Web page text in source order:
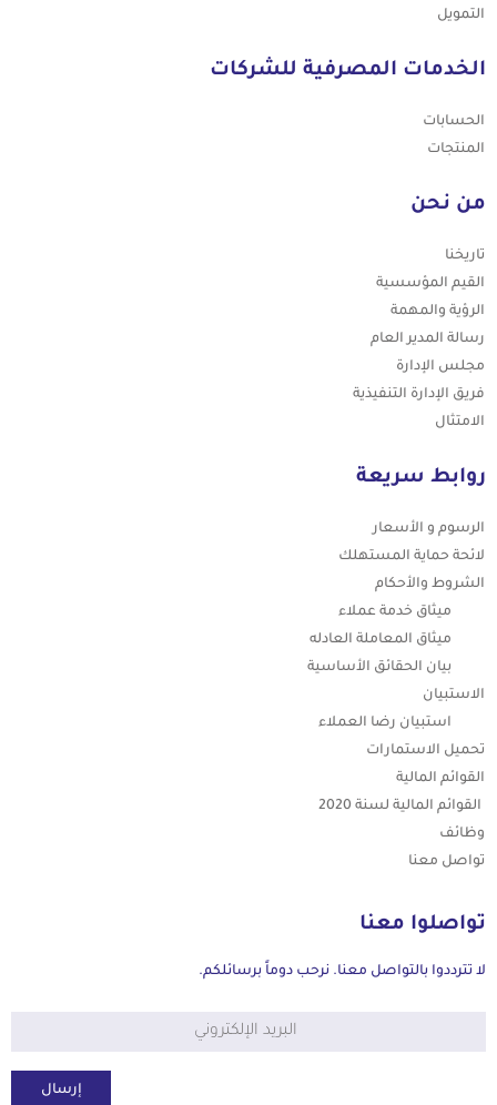
التمويل
الخدمات المصرفية للشركات
الحسابات
المنتجات
من نحن
تاريخنا
القيم المؤسسية
الرؤية والمهمة
رسالة المدير العام
مجلس الإدارة
فريق الإدارة التنفيذية
الامتثال
روابط سريعة
الرسوم و الأسعار
لائحة حماية المستهلك
الشروط والأحكام
ميثاق خدمة عملاء
ميثاق المعاملة العادله
بيان الحقائق الأساسية
الاستبيان
استبيان رضا العملاء
تحميل الاستمارات
القوائم المالية
القوائم المالية لسنة
وظائف
تواصل معنا
تواصلوا معنا
لا تترددوا بالتواصل معنا. نرحب دوماً برسائلكم.